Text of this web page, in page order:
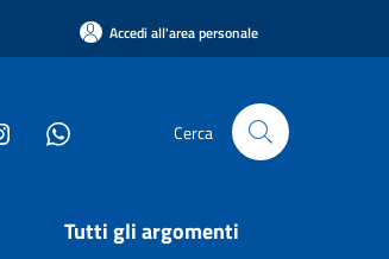
Accedi all'area personale
Cerca
Tutti gli argomenti